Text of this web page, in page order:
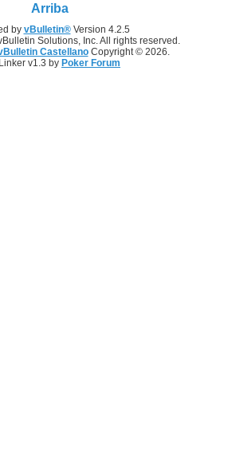
Arriba
by vBulletin®Version 4.2.5
Solutions, Inc. All rights reserved.
CastellanoCopyright © 2026.
v1.3 by Poker Forum